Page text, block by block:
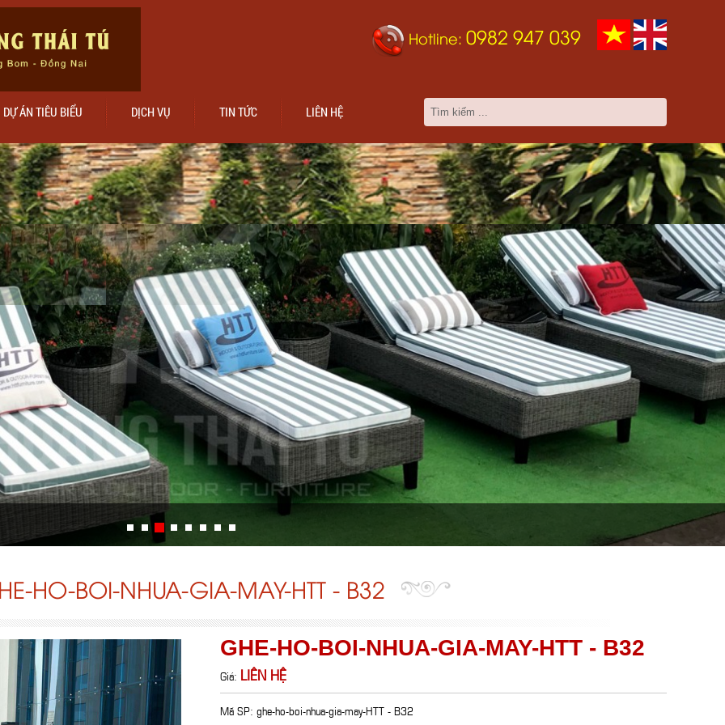
Hotline: 0982 947 039
DỰ ÁN TIÊU BIỂU DỊCH VỤ TIN TỨC LIÊN HỆ
HO-BOI-NHUA-GIA-MAY-HTT - B32
GHE-HO-BOI-NHUA-GIA-MAY-HTT - B32
Giá: LIÊN HỆ
Mã SP: ghe-ho-boi-nhua-gia-may-HTT - B32